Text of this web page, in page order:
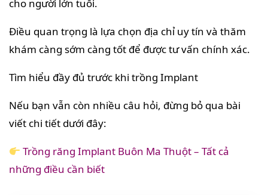
cho người lớn tuổi.
Điều quan trọng là lựa chọn địa chỉ uy tín và thăm
khám càng sớm càng tốt để được tư vấn chính xác.
Tìm hiểu đầy đủ trước khi trồng Implant
Nếu bạn vẫn còn nhiều câu hỏi, đừng bỏ qua bài
viết chi tiết dưới đây:
Trồng răng Implant Buôn Ma Thuột – Tất cả
những điều cần biết